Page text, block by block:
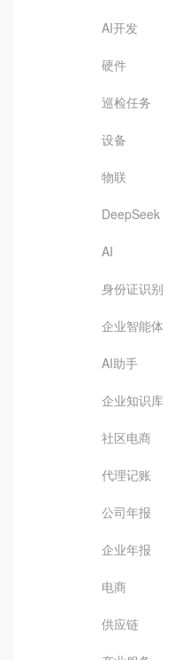
AI开发
硬件
巡检任务
设备
物联
DeepSeek
AI
身份证识别
企业智能体
AI助手
企业知识库
社区电商
代理记账
公司年报
企业年报
电商
供应链